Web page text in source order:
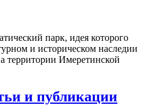
парк, идея которого
и историческом наследии
территории Имеретинской
и публикации